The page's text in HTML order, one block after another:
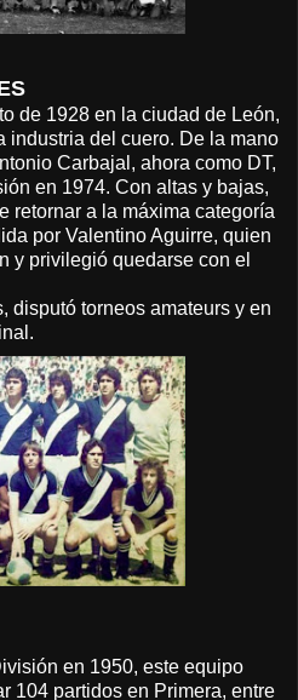
de 1928 en la ciudad de León,
industria del cuero. De la mano
Carbajal, ahora como DT,
en 1974. Con altas y bajas,
retornar a la máxima categoría
por Valentino Aguirre, quien
y privilegió quedarse con el
disputó torneos amateurs y en
en 1950, este equipo
104 partidos en Primera, entre